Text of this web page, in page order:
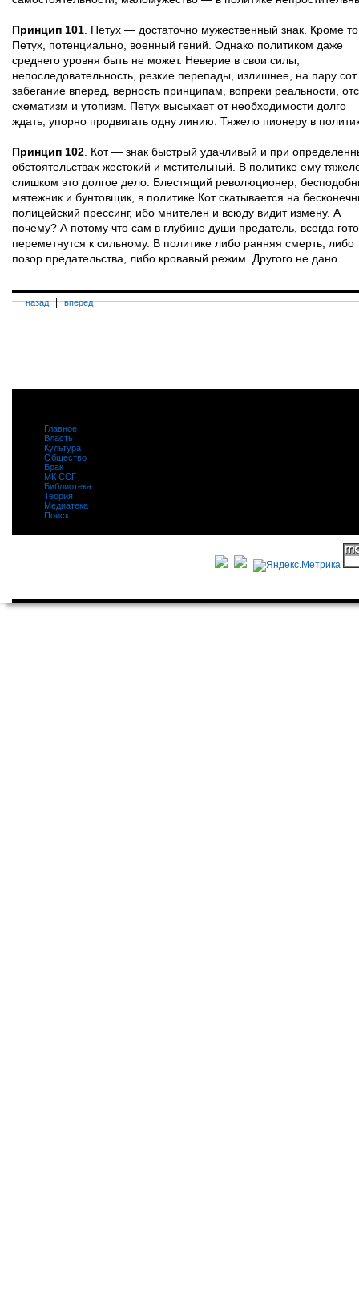
Принцип 101. Петух — достаточно мужественный знак. Кроме
Петух, потенциально, военный гений. Однако политиком даже
среднего уровня быть не может. Неверие в свои силы,
непоследовательность, резкие перепады, излишнее, на пару сот
забегание вперед, верность принципам, вопреки реальности,
схематизм и утопизм. Петух высыхает от необходимости долго
ждать, упорно продвигать одну линию. Тяжело пионеру в
Принцип 102. Кот — знак быстрый удачливый и при
обстоятельствах жестокий и мстительный. В политике ему
слишком это долгое дело. Блестящий революционер,
мятежник и бунтовщик, в политике Кот скатывается на
полицейский прессинг, ибо мнителен и всюду видит измену. А
почему? А потому что сам в глубине души предатель, всегда
переметнутся к сильному. В политике либо ранняя смерть, либо
позор предательства, либо кровавый режим. Другого не дано.
назад | вперед
Главное
Власть
Культура
Общество
Брак
МК ССГ
Библиотека
Теория
Медиатека
Поиск